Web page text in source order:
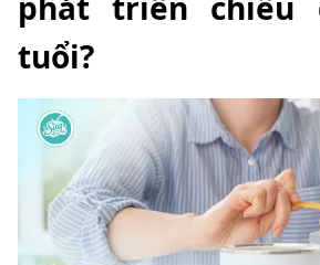
tuổi?